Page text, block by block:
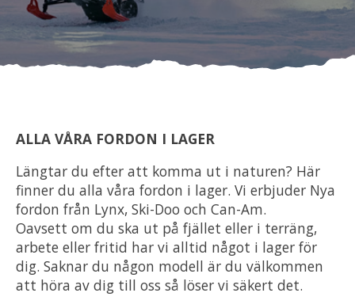
Släpvagnar & Skylift
Om oss
ALLA VÅRA FORDON I LAGER
Längtar du efter att komma ut i naturen? Här
finner du alla våra fordon i lager. Vi erbjuder Nya
fordon från Lynx, Ski-Doo och Can-Am.
Oavsett om du ska ut på fjället eller i terräng,
arbete eller fritid har vi alltid något i lager för
dig. Saknar du någon modell är du välkommen
att höra av dig till oss så löser vi säkert det.